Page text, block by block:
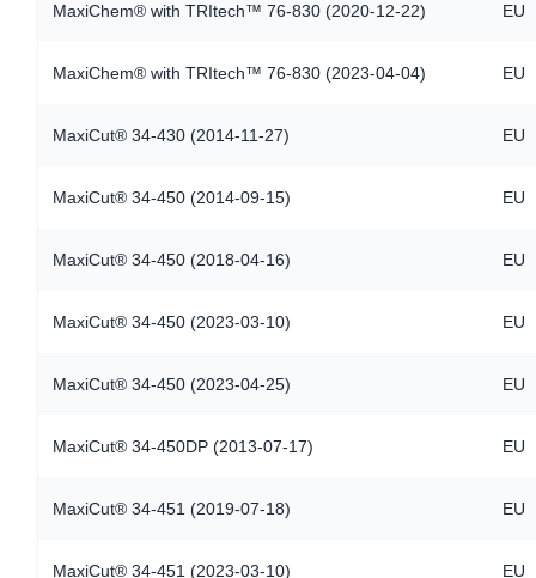
MaxiChem® with TRItech™ 76-830 (2020-12-22) EU
MaxiChem® with TRItech™ 76-830 (2023-04-04) EU
MaxiCut® 34-430 (2014-11-27) EU
MaxiCut® 34-450 (2014-09-15) EU
MaxiCut® 34-450 (2018-04-16) EU
MaxiCut® 34-450 (2023-03-10) EU
MaxiCut® 34-450 (2023-04-25) EU
MaxiCut® 34-450DP (2013-07-17) EU
MaxiCut® 34-451 (2019-07-18) EU
MaxiCut® 34-451 (2023-03-10) EU